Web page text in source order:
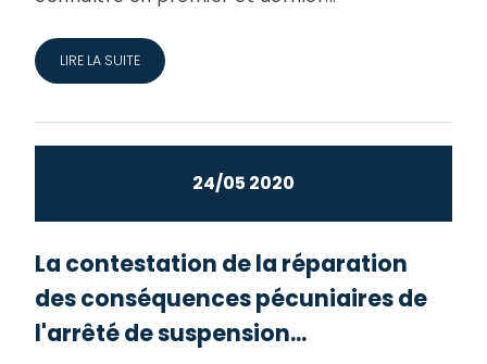
LIRE LA SUITE
24/05 2020
La contestation de la réparation
des conséquences pécuniaires de
l'arrêté de suspension...